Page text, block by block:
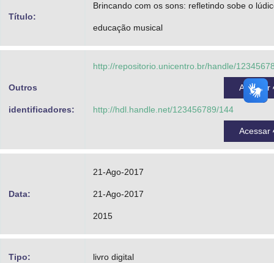
Título:
Brincando com os sons: refletindo sobe o
educação musical
Outros
identificadores:
http://repositorio.unicentro.br/handle/
Acessar
http://hdl.handle.net/123456789/144
Acessar
Data:
21-Ago-2017
21-Ago-2017
2015
Tipo: livro digital